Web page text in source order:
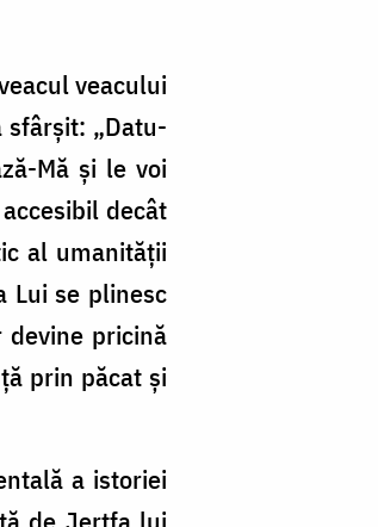
veacului
„Datu-
Mă şi le voi
decât
al umanităţii
Lui se plinesc
devine pricină
prin păcat şi
a istoriei
de Jertfa lui